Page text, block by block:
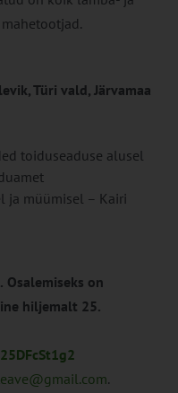
Türi vald, Järvamaa
toiduseaduse alusel
ja müümisel – Kairi
Osalemiseks on
hiljemalt 25.
.